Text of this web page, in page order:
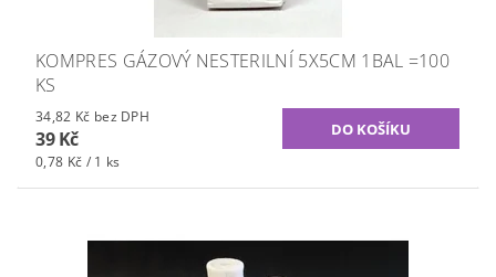
KOMPRES GÁZOVÝ NESTERILNÍ 5X5CM 1BAL =100
KS
34,82 Kč bez DPH
39 Kč
0,78 Kč / 1 ks